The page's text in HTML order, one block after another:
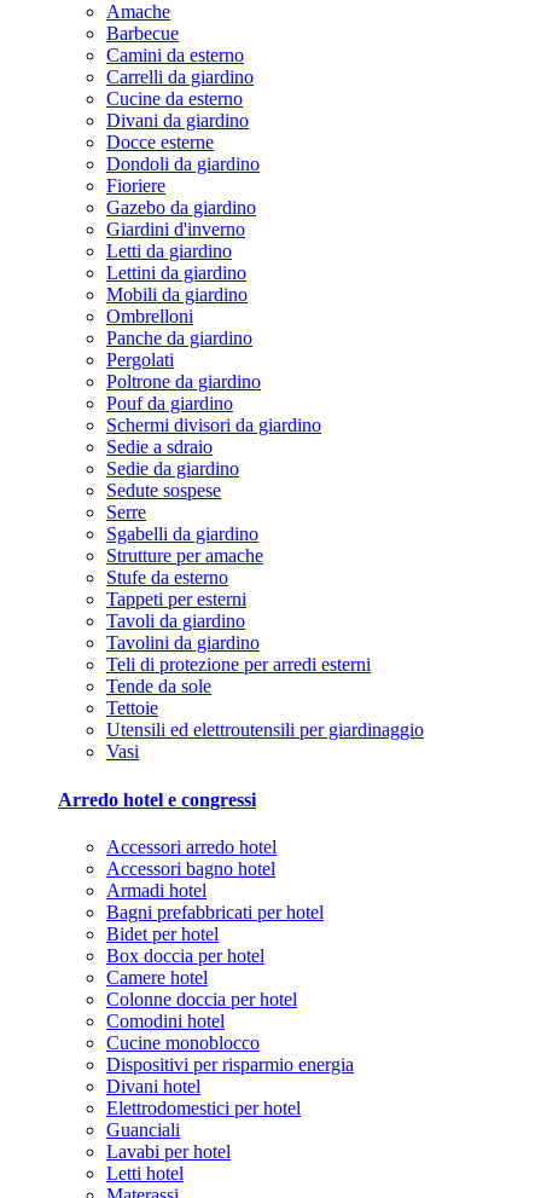
Amache
Barbecue
Camini da esterno
Carrelli da giardino
Cucine da esterno
Divani da giardino
Docce esterne
Dondoli da giardino
Fioriere
Gazebo da giardino
Giardini d'inverno
Letti da giardino
Lettini da giardino
Mobili da giardino
Ombrelloni
Panche da giardino
Pergolati
Poltrone da giardino
Pouf da giardino
Schermi divisori da giardino
Sedie a sdraio
Sedie da giardino
Sedute sospese
Serre
Sgabelli da giardino
Strutture per amache
Stufe da esterno
Tappeti per esterni
Tavoli da giardino
Tavolini da giardino
Teli di protezione per arredi esterni
Tende da sole
Tettoie
Utensili ed elettroutensili per giardinaggio
Vasi
Arredo hotel e congressi
Accessori arredo hotel
Accessori bagno hotel
Armadi hotel
Bagni prefabbricati per hotel
Bidet per hotel
Box doccia per hotel
Camere hotel
Colonne doccia per hotel
Comodini hotel
Cucine monoblocco
Dispositivi per risparmio energia
Divani hotel
Elettrodomestici per hotel
Guanciali
Lavabi per hotel
Letti hotel